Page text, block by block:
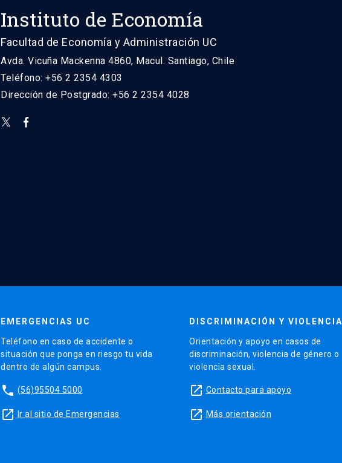
Instituto de Economía
Facultad de Economía y Administración UC
Avda. Vicuña Mackenna 4860, Macul. Santiago, Chile
Teléfono: +56 2 2354 4303
Dirección de Postgrado: +56 2 2354 4028
EMERGENCIAS UC
Teléfono en caso de accidente o
situación que ponga en riesgo tu vida
dentro de algún campus.
phone (56)95504 5000
launch Ir al sitio de Emergencias
DISCRIMINACIÓN Y VIOLENCIA
Orientación y apoyo en casos de
discriminación, violencia de género o
violencia sexual.
launch Contacto para apoyo
launch Más orientación